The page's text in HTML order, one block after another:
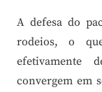
A defesa do
rodeios, o
efetivamente
convergem em